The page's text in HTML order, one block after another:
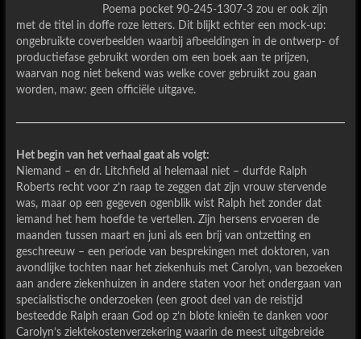
Poema pocket 90-245-1307-3 zou er ook zijn
met de titel in doffe roze letters. Dit blijkt echter een mock-up:
ongebruikte coverbeelden waarbij afbeeldingen in de ontwerp- of
productiefase gebruikt worden om een boek aan te prijzen,
waarvan nog niet bekend was welke cover gebruikt zou gaan
worden, maw: geen officiële uitgave.
Het begin van het verhaal gaat als volgt:
Niemand – en dr. Litchfield al helemaal niet – durfde Ralph
Roberts recht voor z’n raap te zeggen dat zijn vrouw stervende
was, maar op een gegeven ogenblik wist Ralph het zonder dat
iemand het hem hoefde te vertellen. Zijn hersens ervoeren de
maanden tussen maart en juni als een brij van ontzetting en
geschreeuw – een periode van besprekingen met doktoren, van
avondlijke tochten naar het ziekenhuis met Carolyn, van bezoeken
aan andere ziekenhuizen in andere staten voor het ondergaan van
specialistische onderzoeken (een groot deel van de reistijd
besteedde Ralph eraan God op z’n blote knieën te danken voor
Carolyn’s ziektekostenverzekering waarin de meest uitgebreide